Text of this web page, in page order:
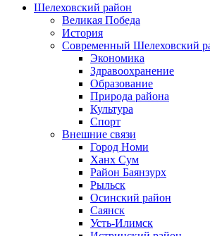
Шелеховский район
Великая Победа
История
Современный Шелеховский
Экономика
Здравоохранение
Образование
Природа района
Культура
Спорт
Внешние связи
Город Номи
Ханх Сум
Район Баянзурх
Рыльск
Осинский район
Саянск
Усть-Илимск